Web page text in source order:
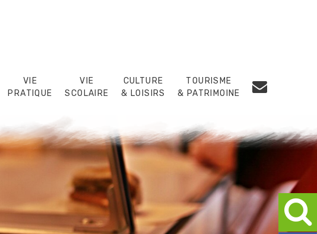
VIE
PRATIQUE
VIE
SCOLAIRE
CULTURE
& LOISIRS
TOURISME
& PATRIMOINE